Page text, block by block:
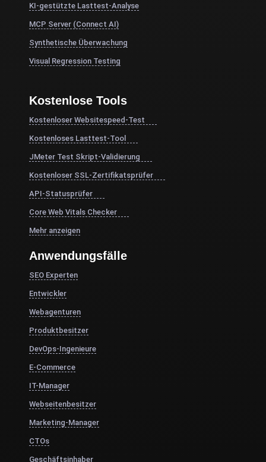
KI-gestützte Lasttest-Analyse
MCP Server (Connect AI)
Synthetische Überwachung
Visual Regression Testing
Kostenlose Tools
Kostenloser Websitespeed-Test
Kostenloses Lasttest-Tool
JMeter Test Skript-Validierung
Kostenloser SSL-Zertifikatsprüfer
API-Statusprüfer
Core Web Vitals Checker
Mehr anzeigen
Anwendungsfälle
SEO Experten
Entwickler
Webagenturen
Produktbesitzer
DevOps-Ingenieure
E-Commerce
IT-Manager
Webseitenbesitzer
Marketing-Manager
CTOs
Geschäftsinhaber